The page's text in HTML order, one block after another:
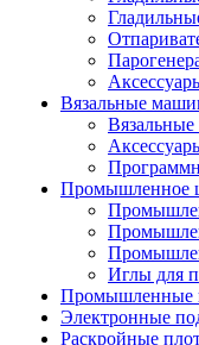
Вязальные
Промышленное
Иглы для
Промышленные
Электронные
Раскройные